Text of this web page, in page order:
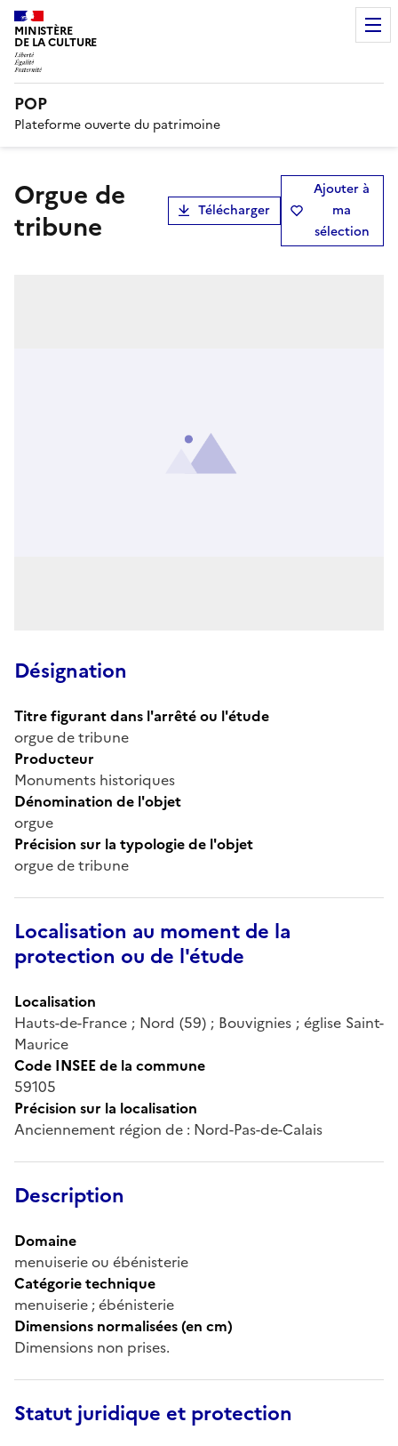
MINISTÈRE
DE LA CULTURE
POP
Plateforme ouverte du patrimoine
orgue de
tribune
Télécharger
Ajouter à
ma
sélection
Désignation
Titre figurant dans l'arrêté ou l'étude
orgue de tribune
Producteur
Monuments historiques
Dénomination de l'objet
orgue
Précision sur la typologie de l'objet
orgue de tribune
Localisation au moment de la
protection ou de l'étude
Localisation
Hauts-de-France ; Nord (59) ; Bouvignies ; église Saint-
Maurice
Code INSEE de la commune
59105
Précision sur la localisation
Anciennement région de : Nord-Pas-de-Calais
Description
Domaine
menuiserie ou ébénisterie
Catégorie technique
menuiserie ; ébénisterie
Dimensions normalisées (en cm)
Dimensions non prises.
Statut juridique et protection